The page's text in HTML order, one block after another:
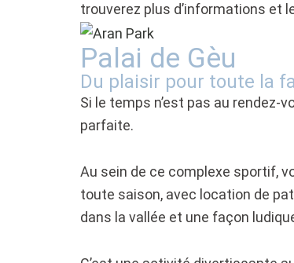
trouverez plus d’informations et
Palai de Gèu
Du plaisir pour toute la
Si le temps n’est pas au rendez-
parfaite.
Au sein de ce complexe sportif,
toute saison, avec location de
dans la vallée et une façon